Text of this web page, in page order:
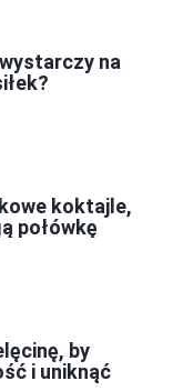
na
koktajle,
połówkę
by
i uniknąć